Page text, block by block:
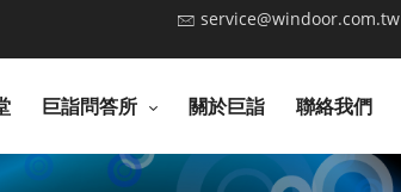
service@windoor.com.tw
巨詣問答所 關於巨詣 聯絡我們